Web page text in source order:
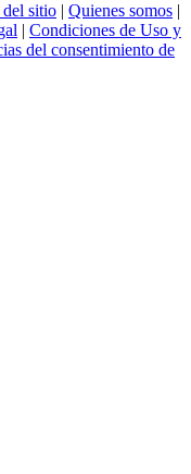
sitio | Quienes somos |
| Condiciones de Uso y
del consentimiento de